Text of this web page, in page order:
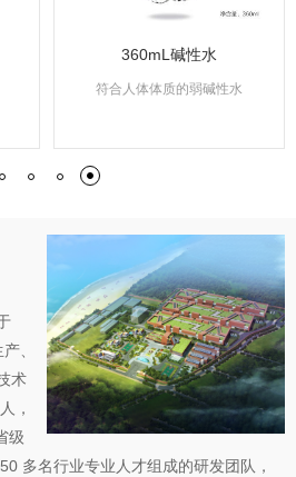
360mL碱性水
符合人体体质的弱碱性水
15L小分子团水
南美白对虾
、
术
，
级
多名行业专业人才组成的研发团队，